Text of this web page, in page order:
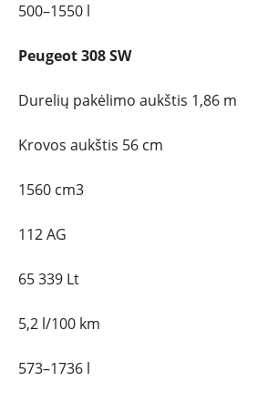
500–1550 l
Peugeot 308 SW
Durelių pakėlimo aukštis 1,86 m
Krovos aukštis 56 cm
1560 cm3
112 AG
65 339 Lt
5,2 l/100 km
573–1736 l